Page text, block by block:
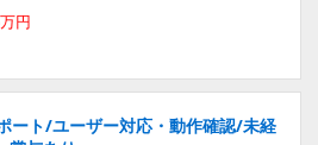
円
ート/ユーザー対応・動作確認/未経